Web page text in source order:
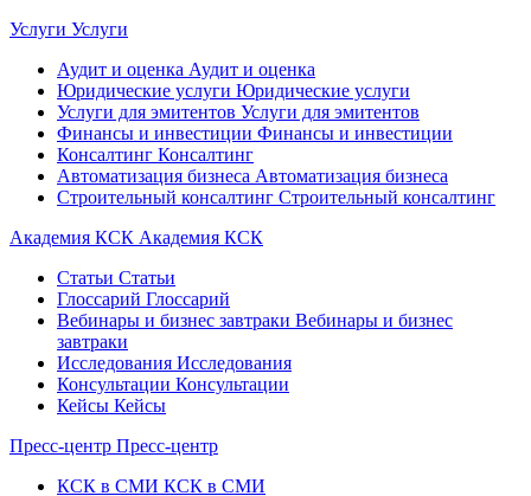
Услуги Услуги
Аудит и оценка Аудит и оценка
Юридические услуги Юридические услуги
Услуги для эмитентов Услуги для эмитентов
Финансы и инвестиции Финансы и инвестиции
Консалтинг Консалтинг
Автоматизация бизнеса Автоматизация бизнеса
Строительный консалтинг Строительный консалтинг
Академия КСК Академия КСК
Статьи Статьи
Глоссарий Глоссарий
Вебинары и бизнес завтраки Вебинары и бизнес
завтраки
Исследования Исследования
Консультации Консультации
Кейсы Кейсы
Пресс-центр Пресс-центр
КСК в СМИ КСК в СМИ